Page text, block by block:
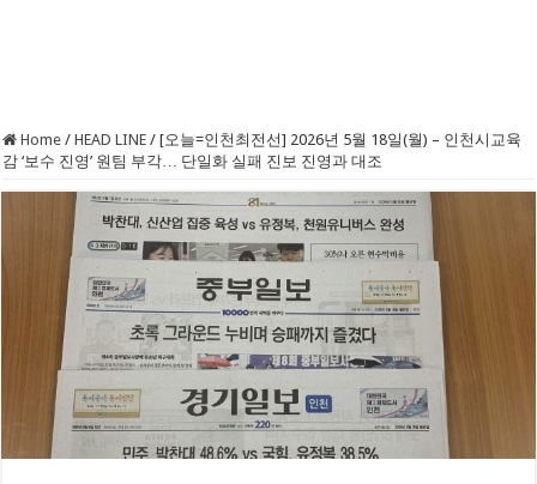
Home / HEAD LINE / [오늘=인천최전선] 2026년 5월 18일(월) – 인천시교육
감 ‘보수 진영’ 원팀 부각… 단일화 실패 진보 진영과 대조